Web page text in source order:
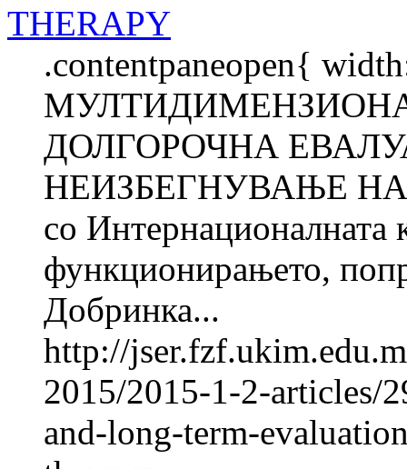
THERAPY
.contentpaneopen{
ДОЛГОРОЧНА
НЕИЗБЕГНУВАЊЕ НА
со Интернационалната
функционирањето,
Добринка...
http://
2015/2015-1-2-articles/
and-long-term-